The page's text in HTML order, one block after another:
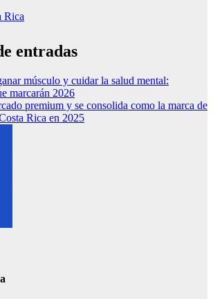
Rica
entradas
músculo y cuidar la salud mental:
marcarán 2026
premium y se consolida como la marca de
Rica en 2025